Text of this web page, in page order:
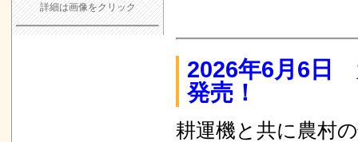
2026年6月6日
発売！
耕運機と共に農村
詳細は画像をクリック